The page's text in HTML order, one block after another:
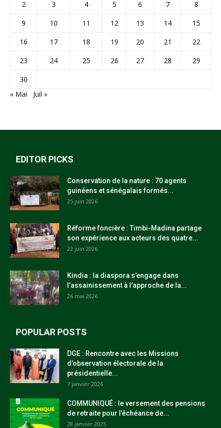
2 3 4 5 6 7
8
9
10 11 12 13 14
15
16
17 18 19 20 21
22
23
24 25 26 27 28
29
30
« Mai
Juil »
EDITOR PICKS
Conservation de la nature : 70 agents
guinéens et sénégalais formés...
25 juin 2026
Réforme foncière : Timbi-Madina partage
son expérience aux acteurs des quatre...
22 juin 2026
Kindia : la diaspora s’engage dans
l’assainissement à l’approche de la...
26 mai 2026
POPULAR POSTS
DGE : Rencontre avec les Missions
d’observation électorale de la
présidentielle...
7 janvier 2026
COMMUNIQUÉ : le versement des pensions
de retraite pour l’échéance de...
28 janvier 2025